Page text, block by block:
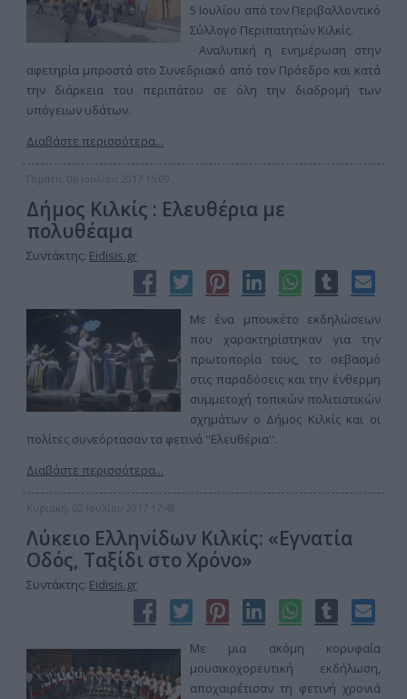
5 Ιουλίου από τον Περιβαλλοντικό
Σύλλογο Περιπατητών Κιλκίς.
Αναλυτική η ενημέρωση στην
αφετηρία μπροστά στο Συνεδριακό από τον Πρόεδρο και κατά
την διάρκεια του περιπάτου σε όλη την διαδρομή των
υπόγειων υδάτων.
Διαβάστε περισσότερα...
Πέμπτη, 06 Ιουλίου 2017 15:09
Δήμος Κιλκίς : Ελευθέρια με
πολυθέαμα
Συντάκτης: Eidisis.gr
Με ένα μπουκέτο εκδηλώσεων
που χαρακτηρίστηκαν για την
πρωτοπορία τους, το σεβασμό
στις παραδόσεις και την ένθερμη
συμμετοχή τοπικών πολιτιστικών
σχημάτων ο Δήμος Κιλκίς και οι
πολίτες συνεόρτασαν τα φετινά ''Ελευθέρια''.
Διαβάστε περισσότερα...
Κυριακή, 02 Ιουλίου 2017 17:48
Λύκειο Ελληνίδων Κιλκίς: «Εγνατία
Οδός, Ταξίδι στο Χρόνο»
Συντάκτης: Eidisis.gr
Με μια ακόμη κορυφαία
μουσικοχορευτική εκδήλωση,
αποχαιρέτισαν τη φετινή χρονιά